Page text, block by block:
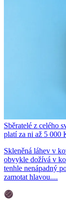
Sběratelé z celého
platí za ni až 5 000
Skleněná láhev v
obvykle dožívá v
tenhle nenápadný
zamotat hlavou....